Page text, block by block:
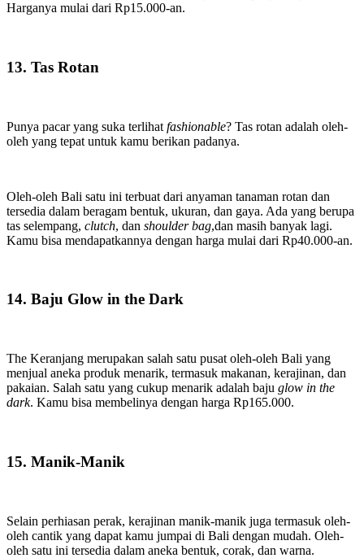
Harganya mulai dari Rp15.000-an.
13. Tas Rotan
Punya pacar yang suka terlihat fashionable? Tas rotan adalah oleh-
oleh yang tepat untuk kamu berikan padanya.
Oleh-oleh Bali satu ini terbuat dari anyaman tanaman rotan dan
tersedia dalam beragam bentuk, ukuran, dan gaya. Ada yang berupa
tas selempang, clutch, dan shoulder bag,dan masih banyak lagi.
Kamu bisa mendapatkannya dengan harga mulai dari Rp40.000-an.
14. Baju Glow in the Dark
The Keranjang merupakan salah satu pusat oleh-oleh Bali yang
menjual aneka produk menarik, termasuk makanan, kerajinan, dan
pakaian. Salah satu yang cukup menarik adalah baju glow in the
dark. Kamu bisa membelinya dengan harga Rp165.000.
15. Manik-Manik
Selain perhiasan perak, kerajinan manik-manik juga termasuk oleh-
oleh cantik yang dapat kamu jumpai di Bali dengan mudah. Oleh-
oleh satu ini tersedia dalam aneka bentuk, corak, dan warna.